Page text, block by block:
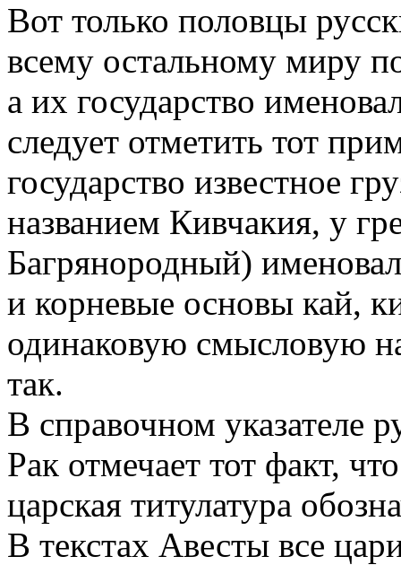
Вот только половцы
всему остальному миру
а их государство
следует отметить тот
государство известное
названием Кивчакия, у
Багрянородный)
и корневые основы кай,
одинаковую смысловую
так.
В справочном указателе
Рак отмечает тот факт,
царская титулатура
В текстах Авесты все